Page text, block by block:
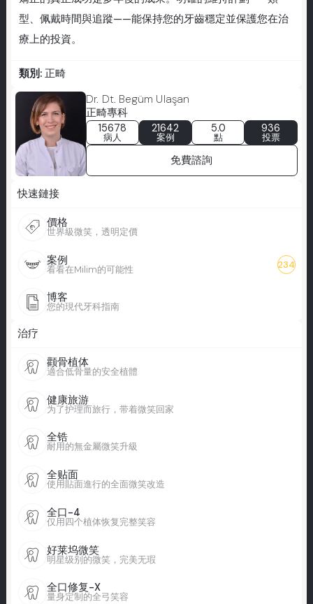
型、佩戴時間與追蹤——能保持您的牙齒穩定並保護您在治
療上的投資。
類別: 正畸
Dr. Dt. Begüm Ulaşan
正畸專科
15678
病人
21642
案例
5.0
點
936
投票
免費諮詢
快速鏈接
價格
世界級微笑，透明定價
案例
看看在Milim的可能性 234
博客
您的現代牙科指南
治疗
颧骨植体
適合低骨量的安全植體
健康旅游
为了护理而旅行，带着微笑回家
全锆
耐用的無金屬微笑升級
全贴面
使用貼面進行的全面微笑改造
全口-4
仅用四个植体恢复完整笑容
好莱坞微笑
明星级别的微笑，完美无瑕
全口修复-X
量身定制的全弓笑容